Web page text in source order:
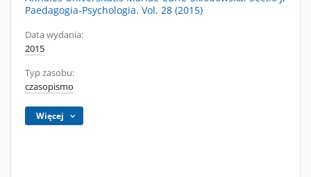
Paedagogia-Psychologia. Vol. 28 (2015)
Data wydania:
2015
Typ zasobu:
czasopismo
Więcej